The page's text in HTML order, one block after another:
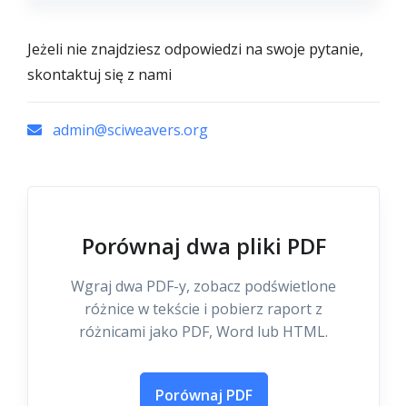
Jeżeli nie znajdziesz odpowiedzi na swoje pytanie,
skontaktuj się z nami
admin@sciweavers.org
Porównaj dwa pliki PDF
Wgraj dwa PDF-y, zobacz podświetlone
różnice w tekście i pobierz raport z
różnicami jako PDF, Word lub HTML.
Porównaj PDF